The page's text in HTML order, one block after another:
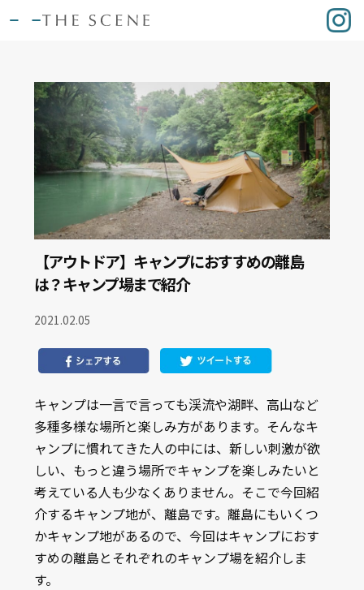
【アウトドア】キャンプにおすすめの離島
は？キャンプ場まで紹介
2021.02.05
キャンプは一言で言っても渓流や湖畔、高山など
多種多様な場所と楽しみ方があります。そんなキ
ャンプに慣れてきた人の中には、新しい刺激が欲
しい、もっと違う場所でキャンプを楽しみたいと
考えている人も少なくありません。そこで今回紹
介するキャンプ地が、離島です。離島にもいくつ
かキャンプ地があるので、今回はキャンプにおす
すめの離島とそれぞれのキャンプ場を紹介しま
す。